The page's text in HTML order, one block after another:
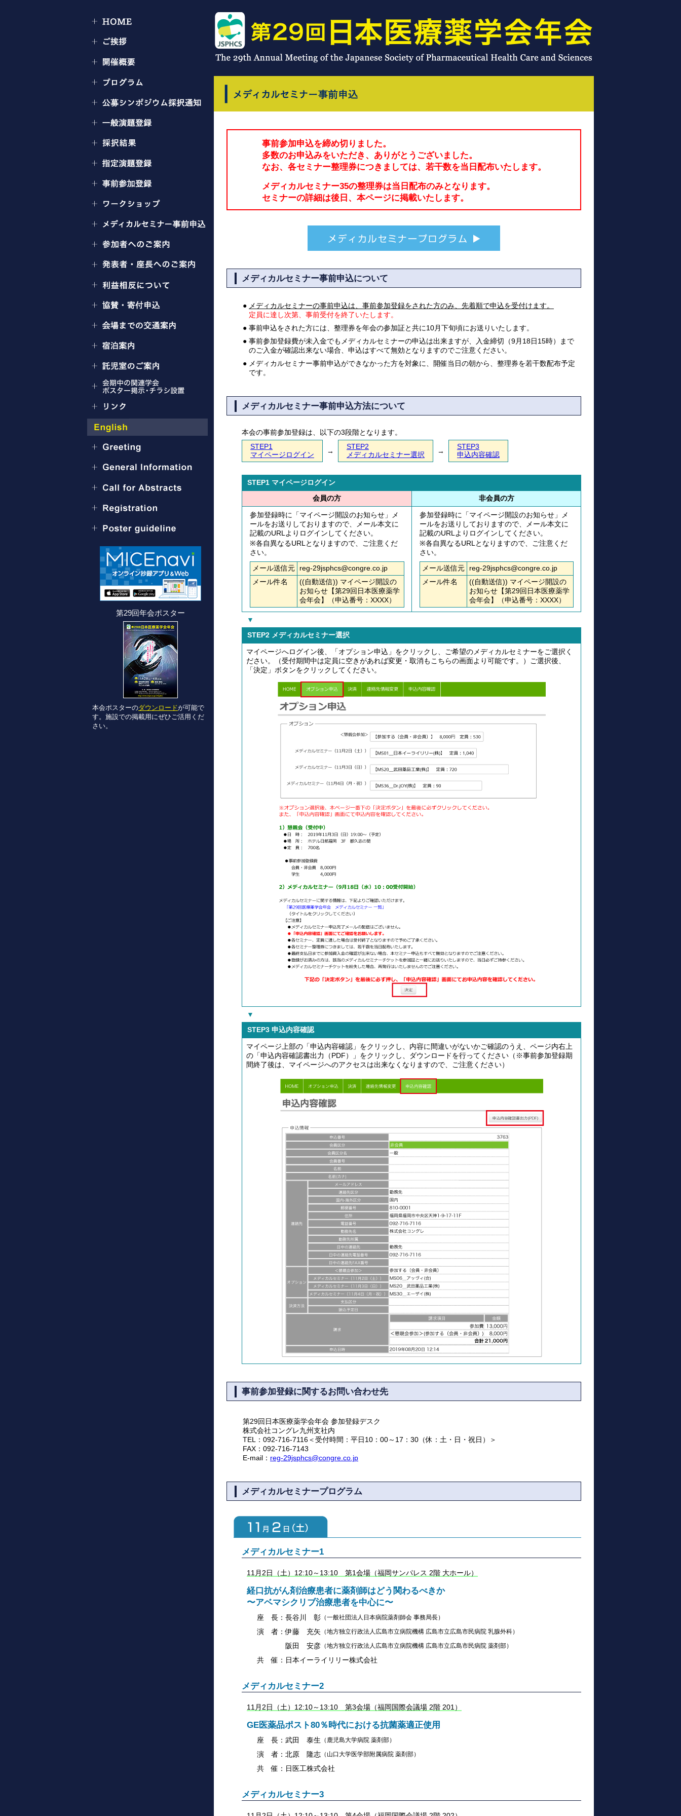
第29回年会ポスター
本会ポスターのダウンロードが可能で
す。施設での掲載用にぜひご活用くだ
さい。
事前参加申込を締め切りました。
多数のお申込みをいただき、ありがとうございました。
なお、各セミナー整理券につきましては、若干数を当日配布いたします。
メディカルセミナー35の整理券は当日配布のみとなります。
セミナーの詳細は後日、本ページに掲載いたします。
メディカルセミナー事前申込について
● メディカルセミナーの事前申込は、事前参加登録をされた方のみ、先着順で申込を受付けます。
定員に達し次第、事前受付を終了いたします。
● 事前申込をされた方には、整理券を年会の参加証と共に10月下旬頃にお送りいたします。
● 事前参加登録費が未入金でもメディカルセミナーの申込は出来ますが、入金締切（9月18日15時）まで
のご入金が確認出来ない場合、申込はすべて無効となりますのでご注意ください。
● メディカルセミナー事前申込ができなかった方を対象に、開催当日の朝から、整理券を若干数配布予定
です。
メディカルセミナー事前申込方法について
本会の事前参加登録は、以下の3段階となります。
STEP1
マイページログイン
→
STEP2
メディカルセミナー選択
→
STEP3
申込内容確認
STEP1 マイページログイン
会員の方
非会員の方
参加登録時に「マイページ開設のお知らせ」メ
ールをお送りしておりますので、メール本文に
記載のURLよりログインしてください。
※各自異なるURLとなりますので、ご注意くだ
さい。
メール送信元
reg-29jsphcs@congre.co.jp
メール件名
((自動送信)) マイページ開設の
お知らせ【第29回日本医療薬学
会年会】（申込番号：XXXX）
参加登録時に「マイページ開設のお知らせ」メ
ールをお送りしておりますので、メール本文に
記載のURLよりログインしてください。
※各自異なるURLとなりますので、ご注意くだ
さい。
メール送信元
reg-29jsphcs@congre.co.jp
メール件名
((自動送信)) マイページ開設の
お知らせ【第29回日本医療薬学
会年会】（申込番号：XXXX）
▼
STEP2 メディカルセミナー選択
マイページへログイン後、「オプション申込」をクリックし、ご希望のメディカルセミナーをご選択く
ださい。（受付期間中は定員に空きがあれば変更・取消もこちらの画面より可能です。）ご選択後、
「決定」ボタンをクリックしてください。
▼
STEP3 申込内容確認
マイページ上部の「申込内容確認」をクリックし、内容に間違いがないかご確認のうえ、ページ内右上
の「申込内容確認書出力（PDF）」をクリックし、ダウンロードを行ってください（※事前参加登録期
間終了後は、マイページへのアクセスは出来なくなりますので、ご注意ください）
事前参加登録に関するお問い合わせ先
第29回日本医療薬学会年会 参加登録デスク
株式会社コングレ九州支社内
TEL：092-716-7116＜受付時間：平日10：00～17：30（休：土・日・祝日）＞
FAX：092-716-7143
E-mail： reg-29jsphcs@congre.co.jp
メディカルセミナープログラム
メディカルセミナー1
11月2日（土）12:10～13:10 第1会場（福岡サンパレス 2階 大ホール）
経口抗がん剤治療患者に薬剤師はどう関わるべきか
〜アベマシクリブ治療患者を中心に〜
座 長： 長谷川 彰 （一般社団法人日本病院薬剤師会 事務局長）
演 者：伊藤 充矢 （地方独立行政法人広島市立病院機構 広島市立広島市民病院 乳腺外科）
阪田 安彦 （地方独立行政法人広島市立病院機構 広島市立広島市民病院 薬剤部）
共 催： 日本イーライリリー株式会社
メディカルセミナー2
11月2日（土）12:10～13:10 第3会場（福岡国際会議場 2階 201）
GE医薬品ポスト80％時代における抗菌薬適正使用
座 長： 武田 泰生 （鹿児島大学病院 薬剤部）
演 者： 北原 隆志 （山口大学医学部附属病院 薬剤部）
共 催： 日医工株式会社
メディカルセミナー3